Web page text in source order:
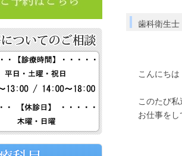
歯科衛生士
こんにちは
このたび私
お仕事をし